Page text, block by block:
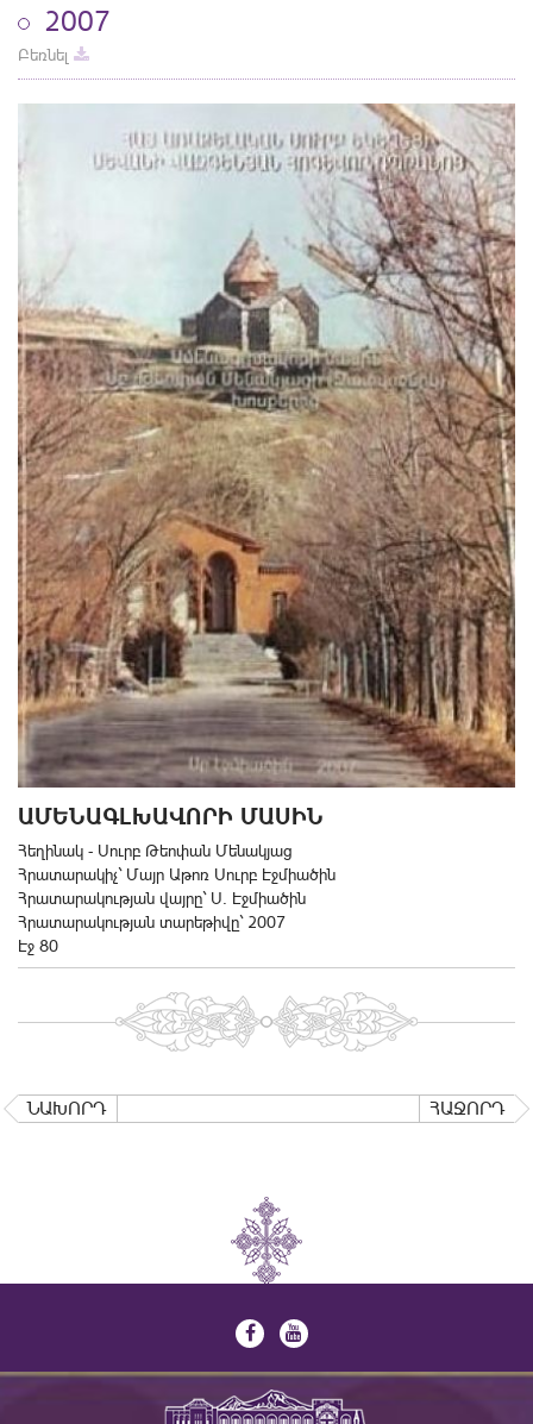
2007
Բեռնել
ԱՄԵՆԱԳԼԽԱՎՈՐԻ ՄԱՍԻՆ
Հեղինակ - Սուրբ Թեոփան Մենակյաց
Հրատարակիչ` Մայր Աթոռ Սուրբ Էջմիածին
Հրատարակության վայրը` Ս. Էջմիածին
Հրատարակության տարեթիվը` 2007
Էջ 80
ՆԱԽՈՐԴ ՀԱՋՈՐԴ